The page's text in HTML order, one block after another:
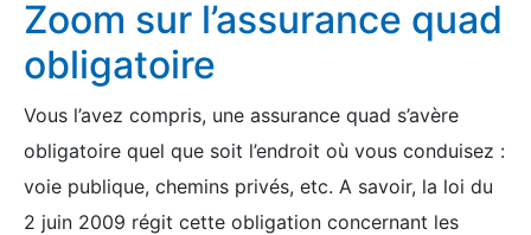
Zoom sur l’assurance quad
obligatoire
Vous l’avez compris, une assurance quad s’avère
obligatoire quel que soit l’endroit où vous conduisez :
voie publique, chemins privés, etc. A savoir, la loi du
2 juin 2009 régit cette obligation concernant les